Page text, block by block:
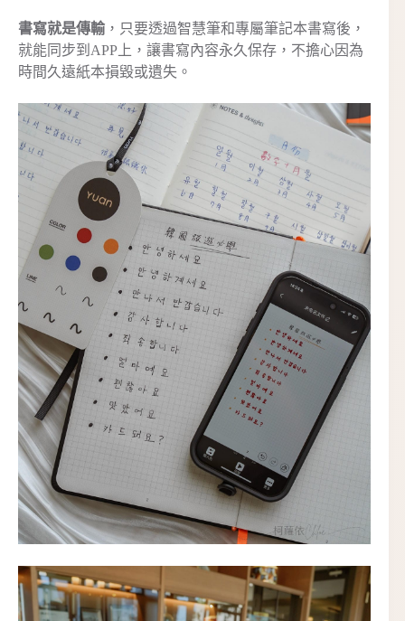
書寫就是傳輸 ，只要透過智慧筆和專屬筆記本書寫後，
就能同步到APP上， 讓書寫內容永久保存，不擔心因為
時間久遠紙本損毀或遺失。